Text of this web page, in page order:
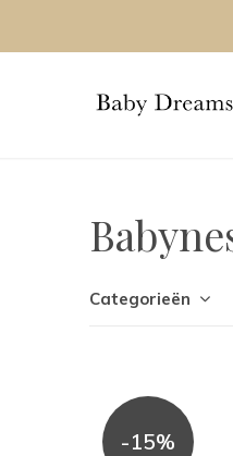
Categorieën
-15%